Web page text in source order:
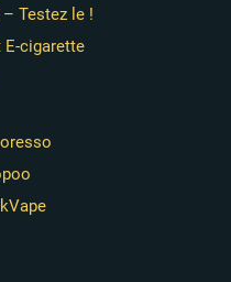
Testez le !
cigarette